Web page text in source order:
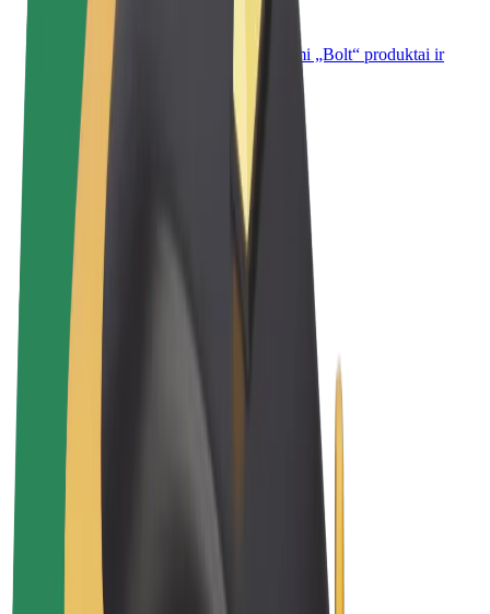
„Bolt for Business“
Atskirų įmonių poreikiams pritaikomi „Bolt“ produktai ir
paslaugos
Sąlygos
Privatumas
Slapukai
© 2026 Bolt Technology OÜ
Paslaugos
„Bolt Drive“
„Bolt for Business“